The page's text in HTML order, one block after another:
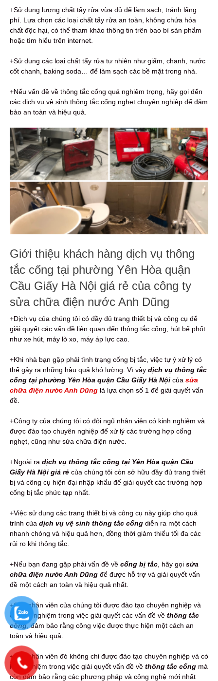
+Sử dụng lượng chất tẩy rửa vừa đủ để làm sạch, tránh lãng
phí. Lựa chọn các loại chất tẩy rửa an toàn, không chứa hóa
chất độc hại, có thể tham khảo thông tin trên bao bì sản phẩm
hoặc tìm hiểu trên internet.
+Sử dụng các loại chất tẩy rửa tự nhiên như giấm, chanh, nước
cốt chanh, baking soda… để làm sạch các bề mặt trong nhà.
+Nếu vấn đề về thông tắc cống quá nghiêm trọng, hãy gọi đến
các dịch vụ vệ sinh thông tắc cống nghẹt chuyên nghiệp để đảm
bảo an toàn và hiệu quả.
Giới thiệu khách hàng dịch vụ thông
tắc cống tại phường Yên Hòa quận
Cầu Giấy Hà Nội giá rẻ của công ty
sửa chữa điện nước Anh Dũng
+Dịch vụ của chúng tôi có đầy đủ trang thiết bị và công cụ để
giải quyết các vấn đề liên quan đến thông tắc cống, hút bể phốt
như xe hút, máy lò xo, máy áp lực cao.
+Khi nhà bạn gặp phải tình trạng cống bị tắc, việc tự ý xử lý có
thể gây ra những hậu quả khó lường. Vì vậy dịch vụ thông tắc
cống tại phường Yên Hòa quận Cầu Giấy Hà Nội của sửa
chữa điện nước Anh Dũng là lựa chọn số 1 để giải quyết vấn
đề.
+Công ty của chúng tôi có đội ngũ nhân viên có kinh nghiệm và
được đào tạo chuyên nghiệp để xử lý các trường hợp cống
nghẹt, cũng như sửa chữa điện nước.
+Ngoài ra dịch vụ thông tắc cống tại Yên Hòa quận Cầu
Giấy Hà Nội giá rẻ của chúng tôi còn sở hữu đầy đủ trang thiết
bị và công cụ hiện đại nhập khẩu để giải quyết các trường hợp
cống bị tắc phức tạp nhất.
+Việc sử dụng các trang thiết bị và công cụ này giúp cho quá
trình của dịch vụ vệ sinh thông tắc cống diễn ra một cách
nhanh chóng và hiệu quả hơn, đồng thời giảm thiểu tối đa các
rủi ro khi thông tắc.
+Nếu bạn đang gặp phải vấn đề về cống bị tắc , hãy gọi sửa
chữa điện nước Anh Dũng để được hỗ trợ và giải quyết vấn
đề một cách an toàn và hiệu quả nhất.
+Các nhân viên của chúng tôi được đào tạo chuyên nghiệp và
có kinh nghiệm trong việc giải quyết các vấn đề về thông tắc
cống, đảm bảo rằng công việc được thực hiện một cách an
toàn và hiệu quả.
+Các nhân viên đó không chỉ được đào tạo chuyên nghiệp và có
kinh nghiệm trong việc giải quyết vấn đề về thông tắc cống mà
còn đảm bảo rằng các phương pháp và công nghệ mới nhất